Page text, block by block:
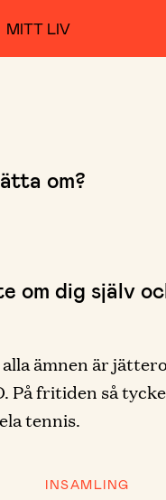
MITT LIV
om?
om dig själv
ämnen är
På fritiden så
tennis.
INSAMLING